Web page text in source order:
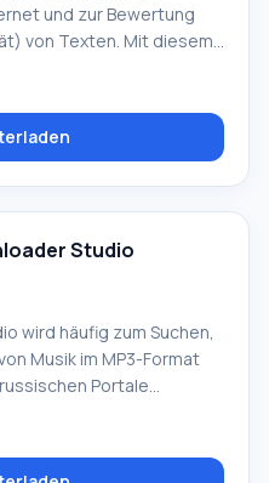
und zur Bewertung
von Texten. Mit diesem
gesamten Artikel auf
Vergleich zu seinen
eine Reihe von
Studio
wird häufig zum Suchen,
Musik im MP3-Format
Portale
Im Vergleich zu
FREE Music